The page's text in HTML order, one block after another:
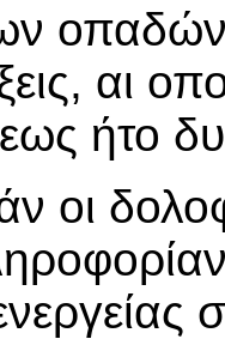
αι
ήτο
οι